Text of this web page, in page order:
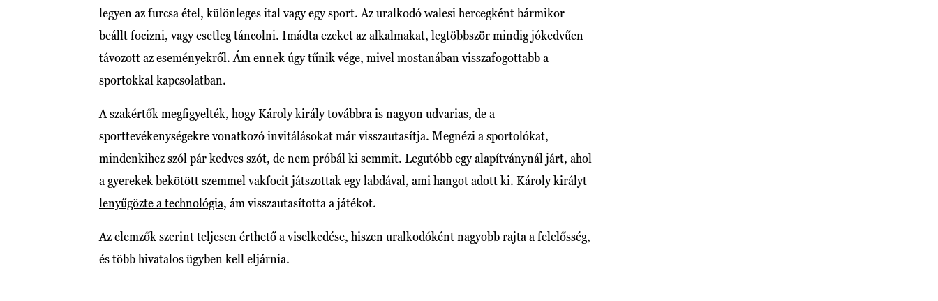
legyen az furcsa étel, különleges ital vagy egy sport. Az uralkodó walesi hercegként bármikor
beállt focizni, vagy esetleg táncolni. Imádta ezeket az alkalmakat, legtöbbször mindig jókedvűen
távozott az eseményekről. Ám ennek úgy tűnik vége, mivel mostanában visszafogottabb a
sportokkal kapcsolatban.
A szakértők megfigyelték, hogy Károly király továbbra is nagyon udvarias, de a
sporttevékenységekre vonatkozó invitálásokat már visszautasítja. Megnézi a sportolókat,
mindenkihez szól pár kedves szót, de nem próbál ki semmit. Legutóbb egy alapítványnál járt, ahol
a gyerekek bekötött szemmel vakfocit játszottak egy labdával, ami hangot adott ki. Károly királyt
lenyűgözte a technológia, ám visszautasította a játékot.
Az elemzők szerintteljesen érthető a viselkedése, hiszen uralkodóként nagyobb rajta a felelősség,
és több hivatalos ügyben kell eljárnia.